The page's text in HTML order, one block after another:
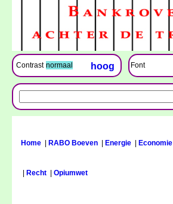
Contrast normaal hoog Font
Home RABO Boeven Energie Economie
Recht Opiumwet